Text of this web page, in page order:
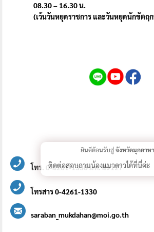
08.30 – 16.30 น.
(เว้นวันหยุดราชการ และวันหยุดนักขัตฤ
โทร. 0-4261-1330 มท. 49127
โทรสาร 0-4261-1330
saraban_mukdahan@moi.go.th
ยินดีต้อนรับสู่จังหวัดมุกดาห
ติดต่อสอบถามน้องแมวดาวได้ที่นี่ค่ะ